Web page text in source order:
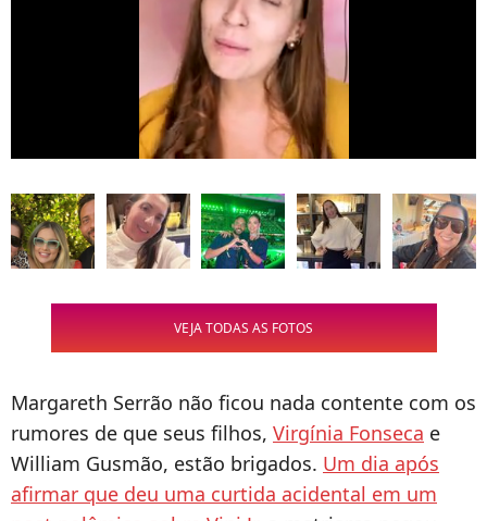
VEJA TODAS AS FOTOS
Margareth Serrão não ficou nada contente com os
rumores de que seus filhos, Virgínia Fonseca e
William Gusmão, estão brigados. Um dia após
afirmar que deu uma curtida acidental em um